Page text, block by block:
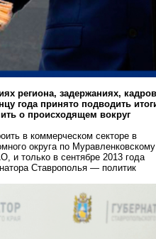
региона, задержаниях,
года принято подводить
о происходящем вокруг
в коммерческом секторе в
округа по Муравленковскому
и только в сентябре 2013 года
Ставрополья — политик